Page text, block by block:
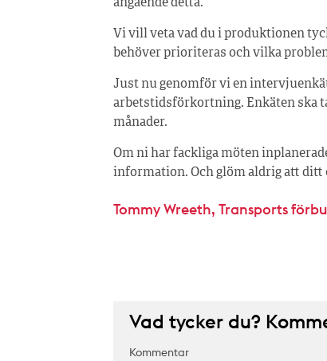
angående detta.
Vi vill veta vad du i produktionen
behöver prioriteras och vilka
Just nu genomför vi en
arbetstidsförkortning. Enkäten ska
månader.
Om ni har fackliga möten
information. Och glöm aldrig att ditt
Tommy Wreeth, Transports
Vad tycker du?
Kommentar